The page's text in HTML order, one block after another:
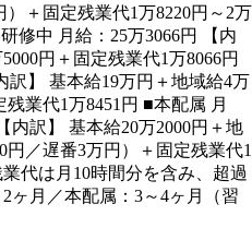
）＋固定残業代1万8220円～2万
修中 月給：25万3066円 【内
円＋固定残業代1万8066円
訳】 基本給19万円＋地域給4万
業代1万8451円 ■本配属 月
内訳】 基本給20万2000円＋地
円／遅番3万円）＋固定残業代1
代は月10時間分を含み、超過
月／本配属：3～4ヶ月（習